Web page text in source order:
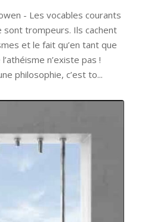
- Les vocables courants
sont trompeurs. Ils cachent
et le fait qu’en tant que
n’existe pas !
philosophie, c’est to...